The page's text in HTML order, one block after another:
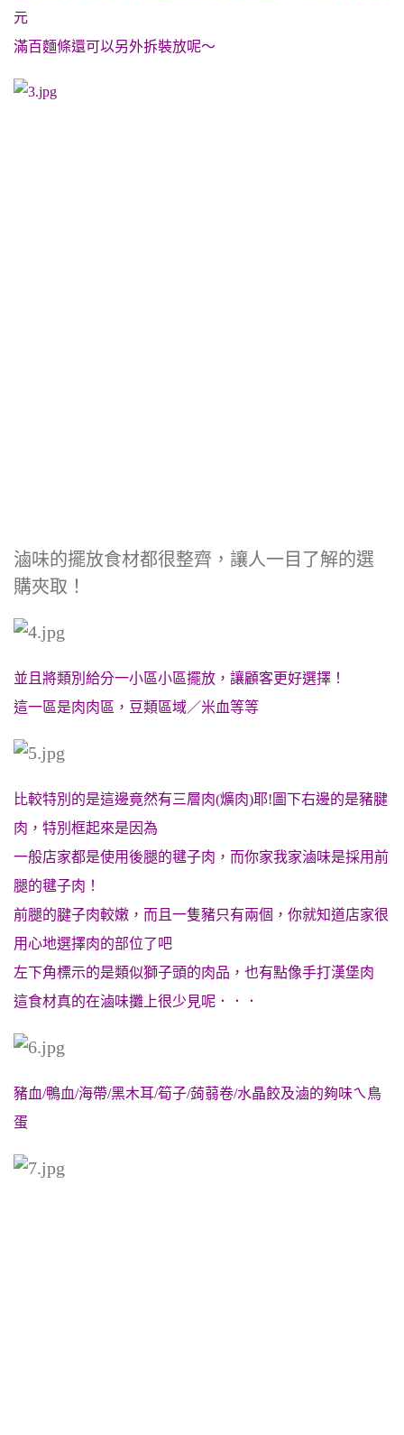
元
滿百麵條還可以另外拆裝放呢～
滷味的擺放食材都很整齊，讓人一目了解的選
購夾取！
並且將類別給分一小區小區擺放，讓顧客更好選擇！
這一區是肉肉區，豆類區域／米血等等
比較特別的是這邊竟然有三層肉(爌肉)耶!圖下右邊的是豬腱
肉，特別框起來是因為
一般店家都是使用後腿的毽子肉，而你家我家滷味是採用前
腿的毽子肉！
前腿的腱子肉較嫩，而且一隻豬只有兩個，你就知道店家很
用心地選擇肉的部位了吧
左下角標示的是類似獅子頭的肉品，也有點像手打漢堡肉
這食材真的在滷味攤上很少見呢．．．
豬血/鴨血/海帶/黑木耳/筍子/蒟蒻卷/水晶餃及滷的夠味ㄟ鳥
蛋